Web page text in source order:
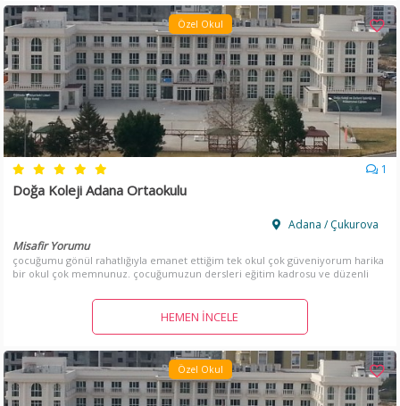
Özel Okul
1
Doğa Koleji Adana Ortaokulu
Adana / Çukurova
Misafir Yorumu
çocuğumu gönül rahatlığıyla emanet ettiğim tek okul çok güveniyorum harika
bir okul çok memnunuz. çocuğumuzun dersleri eğitim kadrosu ve düzenli
HEMEN İNCELE
Özel Okul